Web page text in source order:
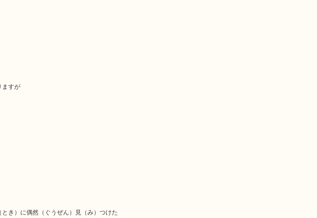
ますが
き）に偶然（ぐうぜん）見（み）つけた